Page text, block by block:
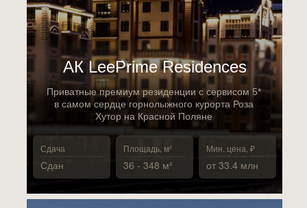
от 33.4 млн
Мин. цена, ₽
36 - 348 м²
Площадь, м²
Сдан
Сдача
Приватные премиум резиденции с сервисом 5*
в самом сердце горнолыжного курорта Роза
Хутор на Красной Поляне
АК LeePrime Residences